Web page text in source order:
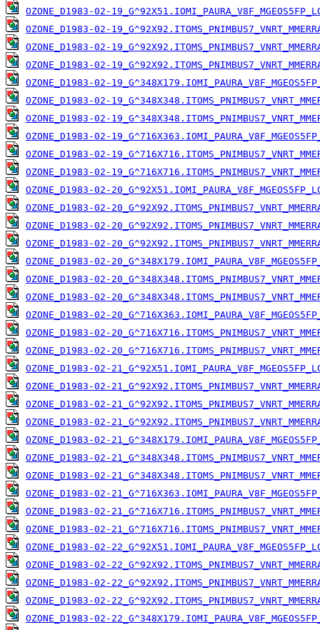
OZONE_D1983-02-
OZONE_D1983-02-
OZONE_D1983-02-
OZONE_D1983-02-
OZONE_D1983-02-
OZONE_D1983-02-
OZONE_D1983-02-
OZONE_D1983-02-
OZONE_D1983-02-
OZONE_D1983-02-
OZONE_D1983-02-
OZONE_D1983-02-
OZONE_D1983-02-
OZONE_D1983-02-
OZONE_D1983-02-
OZONE_D1983-02-
OZONE_D1983-02-
OZONE_D1983-02-
OZONE_D1983-02-
OZONE_D1983-02-
OZONE_D1983-02-
OZONE_D1983-02-
OZONE_D1983-02-
OZONE_D1983-02-
OZONE_D1983-02-
OZONE_D1983-02-
OZONE_D1983-02-
OZONE_D1983-02-
OZONE_D1983-02-
OZONE_D1983-02-
OZONE_D1983-02-
OZONE_D1983-02-
OZONE_D1983-02-
OZONE_D1983-02-
OZONE_D1983-02-